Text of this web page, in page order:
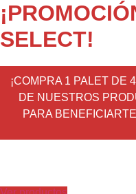
SELECT!
¡COMPRA 1 PALET DE
DE NUESTROS
PARA